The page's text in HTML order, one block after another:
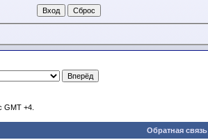
GMT +4.
Обратная связь